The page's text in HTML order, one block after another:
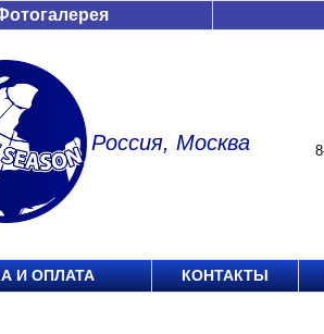
Россия, Москва
И ОПЛАТА КОНТАКТЫ